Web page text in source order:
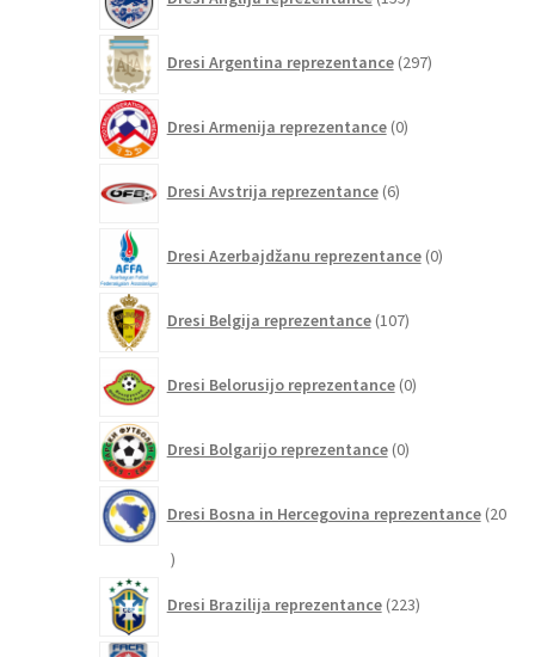
izdelkov
Dresi Argentina reprezentance 297izdelkov
Dresi Armenija reprezentance 0izdelkov
Dresi Avstrija reprezentance 6izdelkov
Dresi Azerbajdžanu reprezentance 0izdelkov
Dresi Belgija reprezentance 107izdelkov
Dresi Belorusijo reprezentance 0izdelkov
Dresi Bolgarijo reprezentance 0izdelkov
Dresi Bosna in Hercegovina reprezentance 20
20
Dresi Brazilija reprezentance 223izdelkov